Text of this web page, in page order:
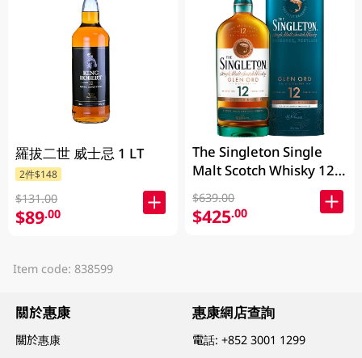
羅拔二世 威士忌 1 LT
2件$148
$131.00
$89.00
The Singleton Single
Malt Scotch Whisky 12
Years 700ML
$639.00
$425.00
Item code: 838599
關於惠康
關於惠康
惠康網店查詢
電話:+852 3001 1299